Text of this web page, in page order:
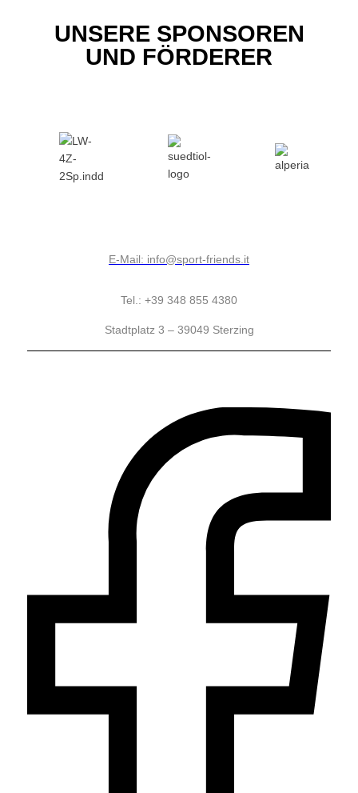
UNSERE SPONSOREN
UND FÖRDERER
E-Mail: info@sport-friends.it
Tel.: +39 348 855 4380
Stadtplatz 3 – 39049 Sterzing